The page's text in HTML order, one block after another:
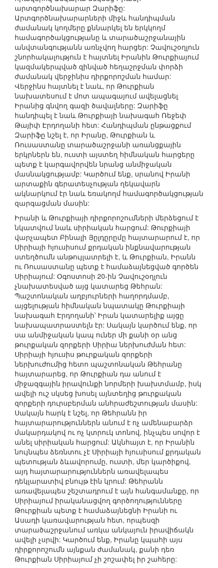
արտգործնախարար Զարիֆը:
Արտգործնախարարների միջև հանդիպման
ժամանակ կողմերը քննարկել են երկկողմ
համագործակցությանը և տարածաշրջանային
անվտանգությանն առնչվող հարցեր: Չավուշօղլուն
շնորհակալություն է հայտնել Իրանին Թուրքիայում
կազմակերպված զինված հեղաշրջման փորձի
ժամանակ վերջինիս դիրքորոշման համար:
Վերջինս հայտնել է նաև, որ Թուրքիան
նախատեսում է մոտ ապագայում ավելացնել
Իրանից գնվող գազի ծավալները: Զարիֆը
հանդիպել է նաև Թուրքիայի նախագահ Ռեջեփ
Թայիփ Էրդողանի հետ: Հանդիպման ընթացքում
Զարիֆը նշել է, որ Իրանը, Թուրքիան և
Ռուսաստանը տարածաշրջանի առանցքային
երկրներն են, ուստի այստեղ հիմնական հարցերը
պետք է կարգավորվեն նրանց անմիջական
մասնակցությամբ: Կարծում ենք, սրանով Իրանի
արտաքին գերատեսչության ղեկավարն
ակնարկում էր նաև եռակողմ համագործակցության
զարգացման մասին:
Իրանի և Թուրքիայի դիրքորոշումների մերձեցում է
նկատվում նաև սիրիական հարցում: Թուրքիայի
վարչապետ Բինալի Յըլդըրըմը հայտարարում է, որ
Սիրիայի հյուսիսում քրդական ինքնավարության
ստեղծումն անթույլատրելի է, և Թուրքիան, Իրանն
ու Ռուսաստանը պետք է համաձայնեցված գործեն
Սիրիայում: Օգոստոսի 20-ին Չավուշօղլուն
չնախատեսված այց կատարեց Թեհրան:
Պաշտոնական աղբյուրների հաղորդմամբ,
այցելության հիմնական նպատակը Թուրքիայի
նախագահ Էրդողանի՝ Իրան կատարելիք այցը
նախապատրաստելն էր: Սակայն կարծում ենք, որ
սա անմիջական կապ ուներ մի քանի օր անց
թուրքական զորքերի Սիրիա ներխուժման հետ:
Սիրիայի հյուսիս թուրքական զորքերի
ներխուժումից հետո պաշտոնական Թեհրանը
հայտարարեց, որ Թուրքիան դա անում է
միջազգային իրավունքի նորմերի խախտմամբ, իսկ
ավելի ուշ սկսեց խոսել այնտեղից թուրքական
զորքերի դուրսբերման անհրաժեշտության մասին:
Սակայն հարկ է նշել, որ Թեհրանն իր
հայտարարություններն անում է ոչ ամենաբարձր
մակարդակով ու ոչ կտրուկ տոնով, ինչպես սովոր է
անել սիրիական հարցում: Ակնհայտ է, որ Իրանին
նույնպես ձեռնտու չէ Սիրիայի հյուսիսում քրդական
պետության ձևավորումը, ուստի, մեր կարծիքով,
այդ հայտարարություններն առավելապես
դեկլարատիվ բնույթ էին կրում: Թեհրանն
առավելապես շեշտադրում է այն հանգամանքը, որ
Սիրիայում իրականացվող գործողությունները
Թուրքիան պետք է համաձայնեցնի Իրանի ու
Ասադի կառավարության հետ, որպեսզի
տարածաշրջանում առկա անկայուն իրավիճակն
ավելի չսրվի: Կարծում ենք, Իրանը կպահի այս
դիրքորոշումն այնքան ժամանակ, քանի դեռ
Թուրքիան Սիրիայում չի շոշափել իր շահերը: